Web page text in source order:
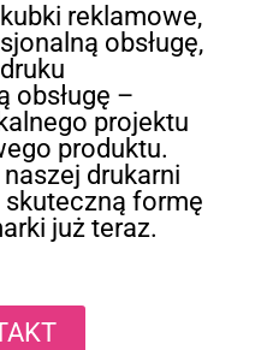
reklamowe,
obsługę,
obsługę –
projektu
produktu.
drukarni
formę
już teraz.